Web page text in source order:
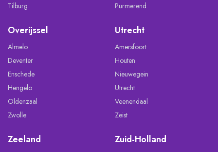
Tilburg
Purmerend
Overijssel
Almelo
Deventer
Enschede
Hengelo
Oldenzaal
Zwolle
Utrecht
Amersfoort
Houten
Nieuwegein
Utrecht
Veenendaal
Zeist
Zeeland Zuid-Holland